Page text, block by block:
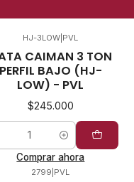
HJ-3LOW PVL
CAIMAN 3 TON
PERFIL BAJO (HJ-
LOW) - PVL
$245.000
Comprar ahora
2799 PVL